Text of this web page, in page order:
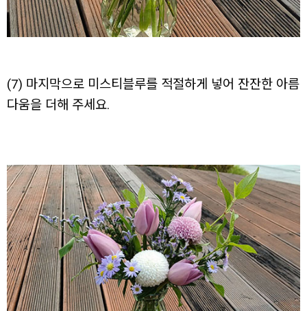
(7) 마지막으로 미스티블루를 적절하게 넣어 잔잔한 아름
다움을 더해 주세요.